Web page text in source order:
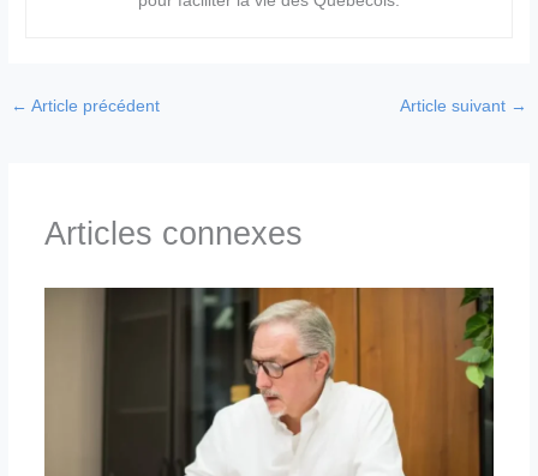
← Article précédent Article suivant →
Articles connexes